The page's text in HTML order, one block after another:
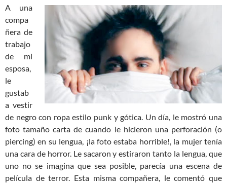
A una
compa
ñera de
trabajo
de mi
esposa,
le
gustab
a vestir
de negro con ropa estilo punk y gótica. Un día, le mostró una
foto tamaño carta de cuando le hicieron una perforación (o
piercing) en su lengua, ¡la foto estaba horrible!, la mujer tenía
una cara de horror. Le sacaron y estiraron tanto la lengua, que
uno no se imagina que sea posible, parecía una escena de
película de terror. Esta misma compañera, le comentó que